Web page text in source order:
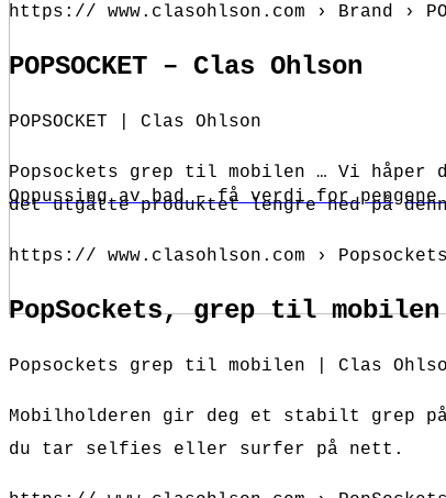
Oppussing av bad – få verdi for pengene
https:// www.clasohlson.com › Brand ›
POPSOCKET – Clas Ohlson
POPSOCKET | Clas Ohlson
Popsockets grep til mobilen … Vi
det utgåtte produktet lengre ned på
https:// www.clasohlson.com ›
PopSockets, grep til mobilen
Popsockets grep til mobilen | Clas
Mobilholderen gir deg et stabilt grep
du tar selfies eller surfer på nett.